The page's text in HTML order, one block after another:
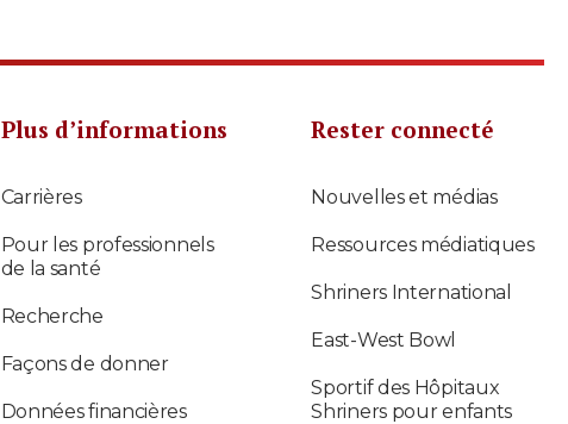
Plus d’informations
Carrières
Pour les professionnels
de la santé
Recherche
Façons de donner
Données financières
Rester connecté
Nouvelles et médias
Ressources médiatiques
Shriners International
East-West Bowl
Sportif des Hôpitaux
Shriners pour enfants